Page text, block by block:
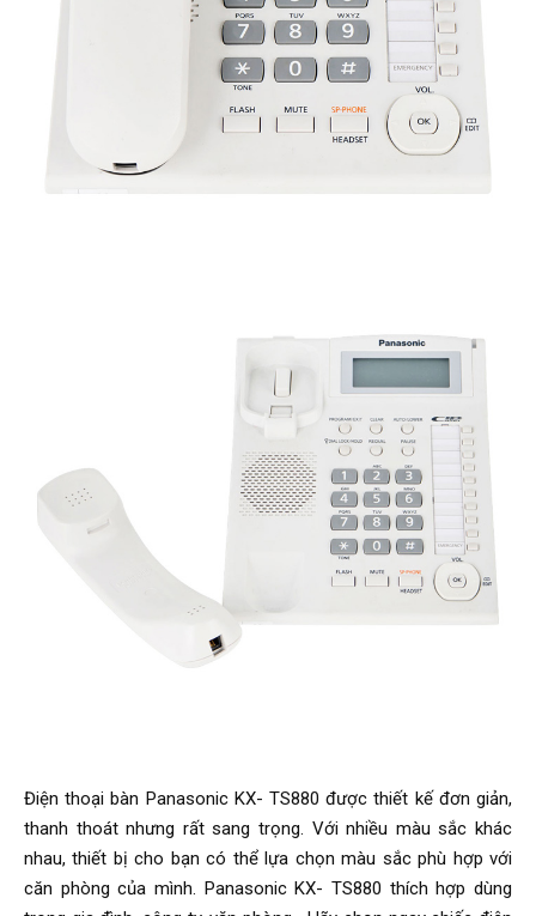
Điện thoại bàn Panasonic KX- TS880 được thiết kế đơn giản,
thanh thoát nhưng rất sang trọng. Với nhiều màu sắc khác
nhau, thiết bị cho bạn có thể lựa chọn màu sắc phù hợp với
căn phòng của mình. Panasonic KX- TS880 thích hợp dùng